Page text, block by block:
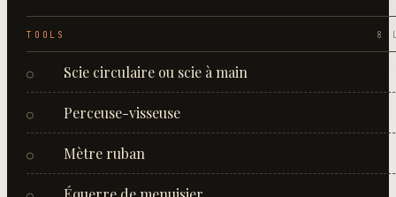
TOOLS 8
○ Scie circulaire ou scie à main
○ Perceuse-visseuse
○ Mètre ruban